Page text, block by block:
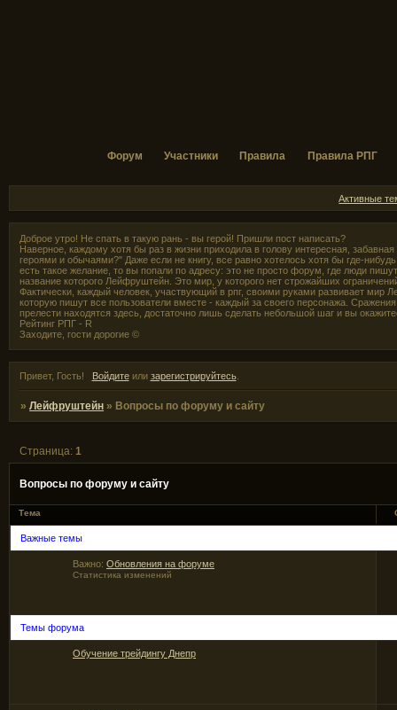
Форум Участники Правила Правила РПГ
Активные
Доброе утро! Не спать в такую рань - вы герой! Пришли пост написать?
Наверное, каждому хотя бы раз в жизни приходила в голову интересная,
героями и обычаями?" Даже если не книгу, все равно хотелось хотя бы где-
есть такое желание, то вы попали по адресу: это не просто форум, где люди
название которого Лейфруштейн. Это мир, у которого нет строжайших
Фактически, каждый человек, участвующий в рпг, своими руками развивает мир
которую пишут все пользователи вместе - каждый за своего персонажа.
прелести находятся здесь, достаточно лишь сделать небольшой шаг и вы
Рейтинг РПГ - R
Заходите, гости дорогие ©
Привет, Гость! Войдитеили зарегистрируйтесь.
»Лейфруштейн » Вопросы по форуму и сайту
Вопросы по форуму и сайту
Страница:1
Тема
Важные темы
Важно: Обновления на форуме
Статистика изменений
Темы форума
Обучение трейдингу Днепр